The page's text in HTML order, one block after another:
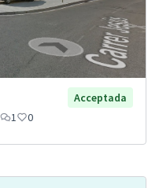
Acceptada
1 0